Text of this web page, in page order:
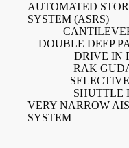
AUTOMATED
SYSTEM (ASRS)
DOUBLE DEEP
DRIVE IN
RAK
SHUTTLE
VERY NARROW
SYSTEM